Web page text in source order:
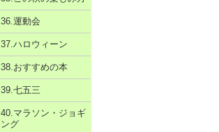
36.運動会
37.ハロウィーン
38.おすすめの本
39.七五三
40.マラソン・ジョギ
ング